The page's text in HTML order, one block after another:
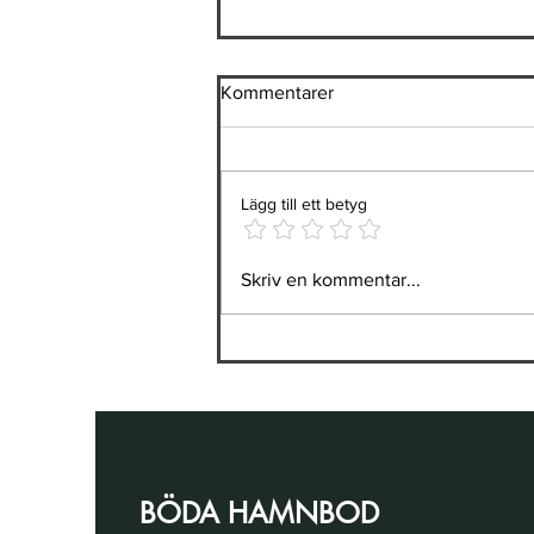
riktigt glad och stämningsfull
midsommar!
Kommentarer
Lägg till ett betyg
Skriv en kommentar...
BÖDA HAMNBOD